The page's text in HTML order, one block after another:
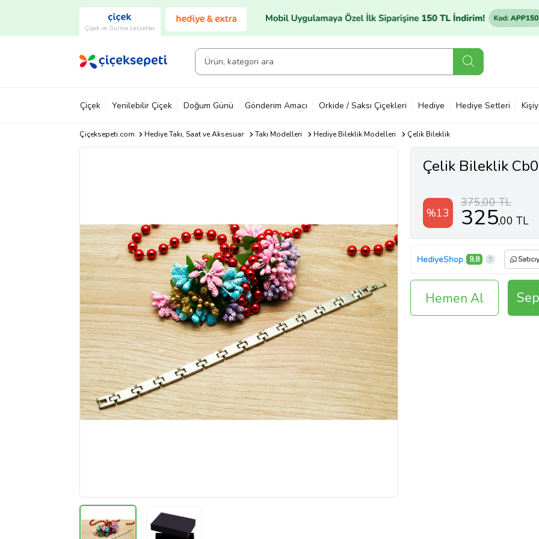
Çiçek ve Gurme Lezzetler
Çiçek Yenilebilir Çiçek Doğum Günü Gönderim Amacı Orkide / Saksı Çiçekleri Hediye Hediye Setleri
Çiçeksepeti.com Hediye Takı, Saat ve Aksesuar Takı Modelleri Hediye Bileklik Modelleri Çelik Bileklik
Çelik Bileklik
%13
375,00 TL
325,00 TL
HediyeShop 9,8
Hemen Al